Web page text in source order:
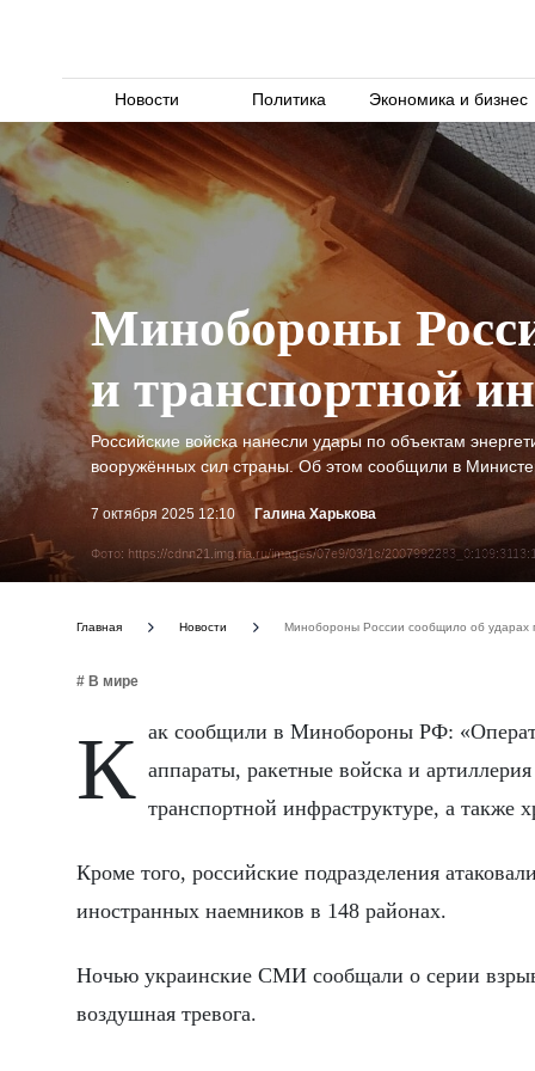
Новости Политика Экономика и бизнес
Фото: https://cdnn21.img.ria.ru/images/07e9/03/1c/
Минобороны
и транспортной
Российские войска нанесли удары по объектам
вооружённых сил страны. Об этом сообщили в
7 октября 2025 12:10 Галина Харькова
Главная Новости Минобороны России сообщило об ударах
# В мире
Как сообщили в Минобороны РФ: «Оперативно-тактическая авиация, ударные беспилотные летательные аппараты, ракетные войска и
транспортной инфраструктуре, а
Кроме того, российские подразделения
иностранных наемников в 148 районах.
Ночью украинские СМИ сообщали о серии
воздушная тревога.